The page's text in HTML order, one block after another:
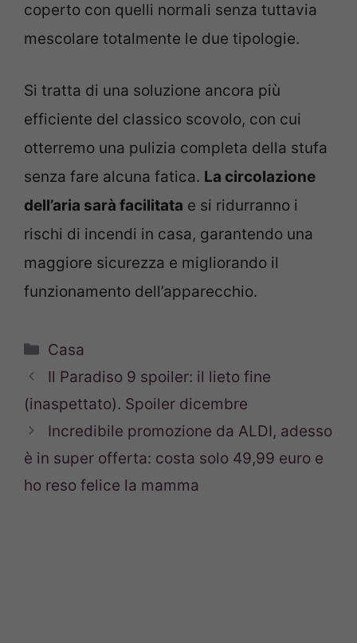
coperto con quelli normali senza tuttavia
mescolare totalmente le due tipologie.
Si tratta di una soluzione ancora più
efficiente del classico scovolo, con cui
otterremo una pulizia completa della stufa
senza fare alcuna fatica. La circolazione
dell’aria sarà facilitata e si ridurranno i
rischi di incendi in casa, garantendo una
maggiore sicurezza e migliorando il
funzionamento dell’apparecchio.
Categorie
Casa
Il Paradiso 9 spoiler: il lieto fine
(inaspettato). Spoiler dicembre
Incredibile promozione da ALDI, adesso
è in super offerta: costa solo 49,99 euro e
ho reso felice la mamma